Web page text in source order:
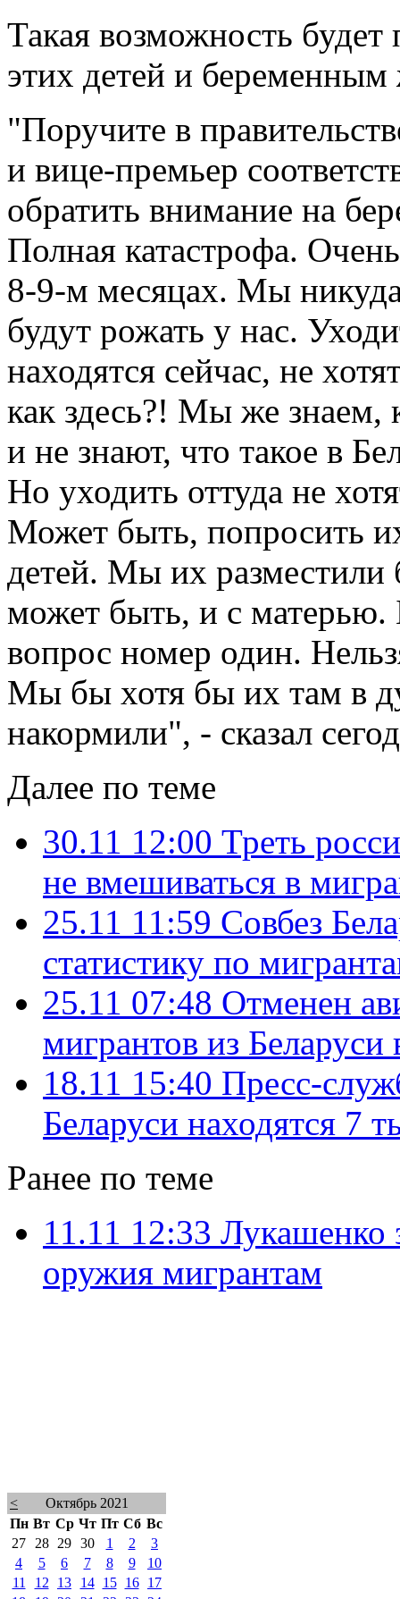
Такая возможность будет
этих детей и
"Поручите в
и вице-премьер
обратить внимание на
Полная катастрофа.
8-9-м месяцах. Мы
будут рожать у нас.
находятся сейчас, не
как здесь?! Мы же знаем,
и не знают, что такое в
Но уходить оттуда не
Может быть, попросить
детей. Мы их разместили
может быть, и с
вопрос номер один.
Мы бы хотя бы их там в
накормили", - сказал
Далее по теме
30.11 12:00 Треть
не вмешиваться в
25.11 11:59 Совбез
статистику по
25.11 07:48 Отменен
мигрантов из Беларуси
18.11 15:40 Пресс-
Беларуси находятся 7
Ранее по теме
11.11 12:33 Лукашенко
оружия мигрантам
<
Октябрь 2021
Пн Вт Ср Чт Пт Сб Вс
27
28 29 30 1 2
3
4
5 6 7 8 9
10
11
12 13 14 15 16
17